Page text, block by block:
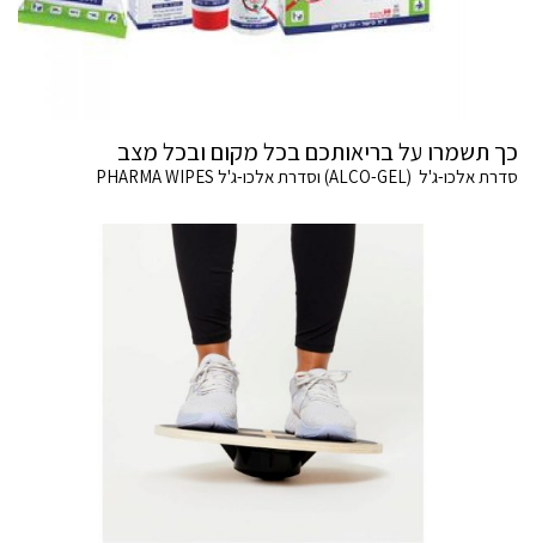
כך תשמרו על בריאותכם בכל מקום ובכל מצב
סדרת אלכו-ג'ל (ALCO-GEL) וסדרת אלכו-ג'ל PHARMA WIPES